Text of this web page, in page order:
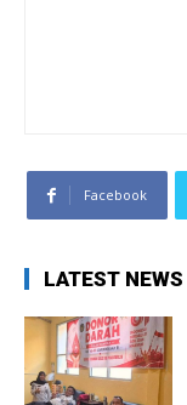
Facebook
LATEST NEWS